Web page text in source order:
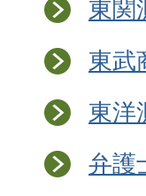
東関
東武
東洋
弁護